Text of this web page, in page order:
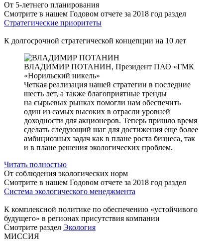
От 5-летнего планирования
Смотрите в нашем Годовом отчете за 2018 год раздел
Стратегические приоритеты
К долгосрочной стратегической концепции на 10 лет
ВЛАДИМИР ПОТАНИН, Президент ПАО «ГМК
«Норильский никель»
Четкая реализация нашей стратегии в последние
шесть лет, а также благоприятные тренды
на сырьевых рынках помогли нам обеспечить
один из самых высоких в отрасли уровней
доходности для акционеров. Теперь пришло время
сделать следующий шаг для достижения еще более
амбициозных задач как в плане роста бизнеса, так
и в плане решения экологических проблем.
Читать полностью
От соблюдения экологических норм
Смотрите в нашем Годовом отчете за 2018 год раздел
Система экологического менеджмента
К комплексной политике по обеспечению «устойчивого
будущего» в регионах присутствия компании
Смотрите раздел Экология
МИССИЯ